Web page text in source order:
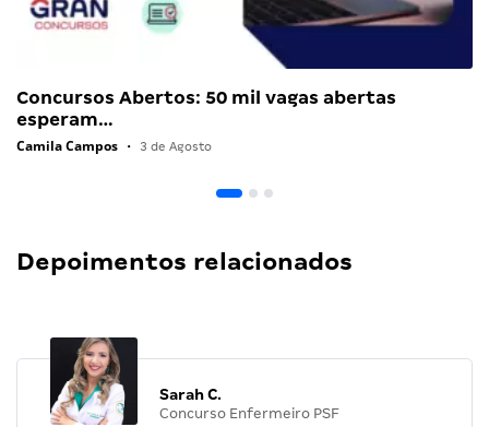
Concursos Abertos: 50 mil vagas abertas
esperam…
Camila Campos • 3 de Agosto
Depoimentos relacionados
Sarah C.
Concurso Enfermeiro PSF